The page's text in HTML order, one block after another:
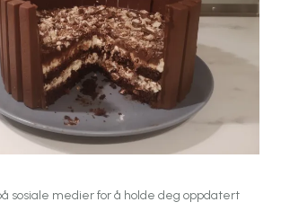
sosiale medier for å holde deg oppdatert